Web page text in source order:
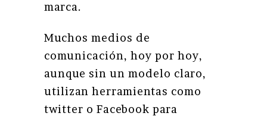
marca.
Muchos medios de
comunicación, hoy por hoy,
aunque sin un modelo claro,
utilizan herramientas como
twitter o Facebook para